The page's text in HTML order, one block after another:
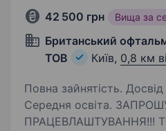
42 500 грн Вища за
Британський
ТОВ
Київ, 0,8 км
Повна зайнятість.
Середня освіта. ЗАПРОШУЄМО ДО
ПРАЦЕВЛАШТУВАННЯ!!!